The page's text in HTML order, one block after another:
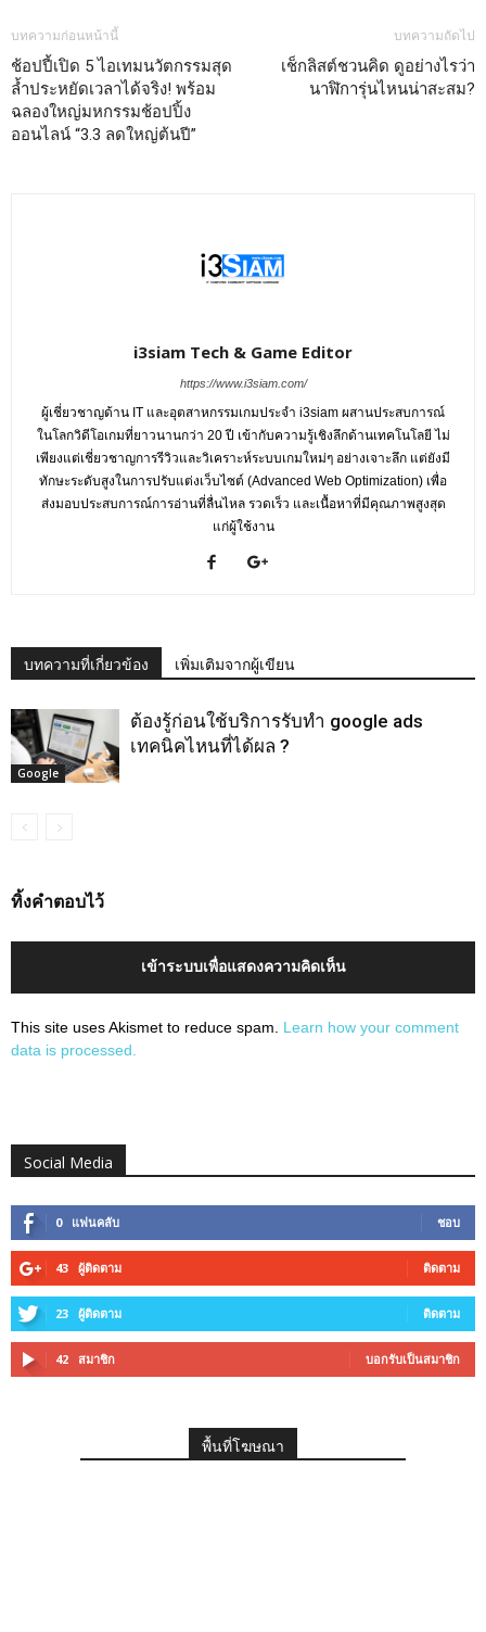
บทความก่อนหน้านี้
ช้อปปี้เปิด 5 ไอเทมนวัตกรรมสุด
ล้ำประหยัดเวลาได้จริง! พร้อม
ฉลองใหญ่มหกรรมช้อปปิ้ง
ออนไลน์ “3.3 ลดใหญ่ต้นปี”
บทความถัดไป
เช็กลิสต์ชวนคิด ดูอย่างไรว่า
นาฬิการุ่นไหนน่าสะสม?
i3siam Tech & Game Editor
https://www.i3siam.com/
ผู้เชี่ยวชาญด้าน IT และอุตสาหกรรมเกมประจำ i3siam ผสานประสบการณ์
ในโลกวิดีโอเกมที่ยาวนานกว่า 20 ปี เข้ากับความรู้เชิงลึกด้านเทคโนโลยี ไม่
เพียงแต่เชี่ยวชาญการรีวิวและวิเคราะห์ระบบเกมใหม่ๆ อย่างเจาะลึก แต่ยังมี
ทักษะระดับสูงในการปรับแต่งเว็บไซต์ (Advanced Web Optimization) เพื่อ
ส่งมอบประสบการณ์การอ่านที่ลื่นไหล รวดเร็ว และเนื้อหาที่มีคุณภาพสูงสุด
แก่ผู้ใช้งาน
บทความที่เกี่ยวข้อง เพิ่มเติมจากผู้เขียน
Google
ต้องรู้ก่อนใช้บริการรับทำ google ads
เทคนิคไหนที่ได้ผล ?
ทิ้งคำตอบไว้
เข้าระบบเพื่อแสดงความคิดเห็น
This site uses Akismet to reduce spam. Learn how your comment
data is processed.
Social Media
0 แฟนคลับ ชอบ
43 ผู้ติดตาม ติดตาม
23 ผู้ติดตาม ติดตาม
42 สมาชิก บอกรับเป็นสมาชิก
พื้นที่โฆษณา